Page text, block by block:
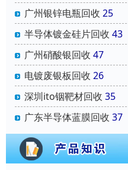
广州银锌电瓶回收 25
半导体镀金硅片回收 43
广州硝酸银回收 47
电镀废银板回收 26
深圳ito铟靶材回收 35
广东半导体蓝膜回收 37